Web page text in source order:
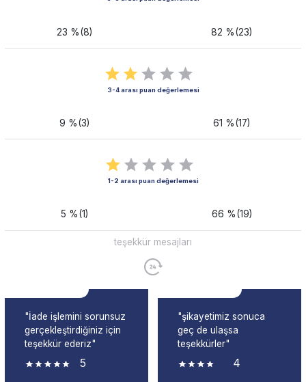
23 %(8) 82 %(23)
3-4 arası puan değerlemesi
9 %(3) 61 %(17)
1-2 arası puan değerlemesi
5 %(1) 66 %(19)
teşekkür mesajları
"İade işlemini sorunsuz
gerçekleştirdiğiniz için
teşekkür ederiz"
5
"şikayetimiz sonuca
geç de ulaşsa
teşekkürler"
4